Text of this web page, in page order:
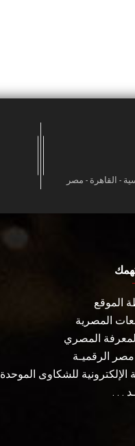
- القاهرة - مصر
الموقع
المصرية
المصري
مصر الرقميـة
الإلكترونية للشكاوى الموحدة
. . .